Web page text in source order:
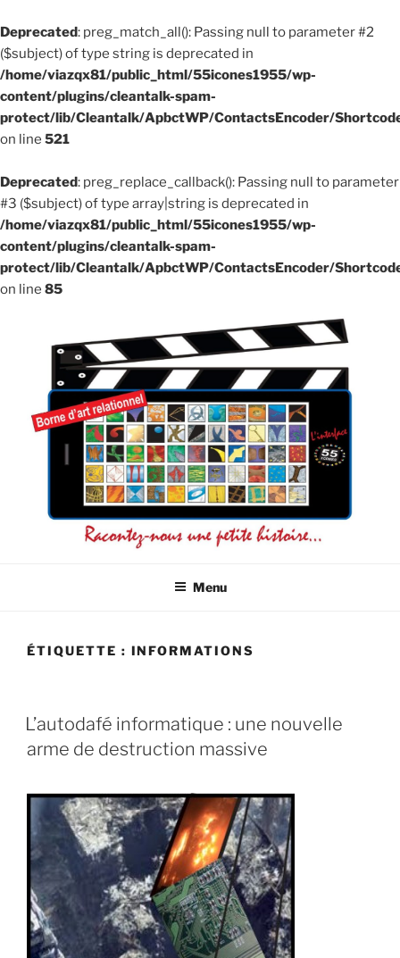
Deprecated: preg_match_all(): Passing null to parameter #2
($subject) of type string is deprecated in
/home/viazqx81/public_html/55icones1955/wp-
content/plugins/cleantalk-spam-
protect/lib/Cleantalk/ApbctWP/ContactsEncoder/
on line 521
Deprecated: preg_replace_callback(): Passing null to parameter
#3 ($subject) of type array|string is deprecated in
/home/viazqx81/public_html/55icones1955/wp-
content/plugins/cleantalk-spam-
protect/lib/Cleantalk/ApbctWP/ContactsEncoder/
on line 85
Menu
ÉTIQUETTE : INFORMATIONS
L’autodafé informatique : une nouvelle
arme de destruction massive